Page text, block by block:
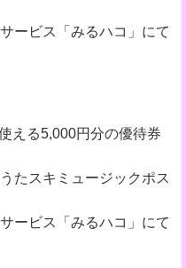
ービス「みるハコ」にて
える5,000円分の優待券
たスキミュージックポス
ービス「みるハコ」にて